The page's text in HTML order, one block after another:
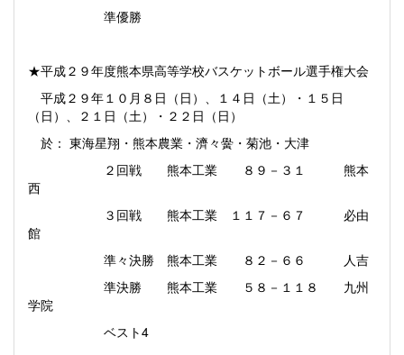
準優勝
★平成２９年度熊本県高等学校バスケットボール選手権大会
平成２９年１０月８日（日）、１４日（土）・１５日
（日）、２１日（土）・２２日（日）
於： 東海星翔・熊本農業・濟々黌・菊池・大津
２回戦 熊本工業 ８９－３１ 熊本
西
３回戦 熊本工業 １１７－６７ 必由
館
準々決勝 熊本工業 ８２－６６ 人吉
準決勝 熊本工業 ５８－１１８ 九州
学院
ベスト4